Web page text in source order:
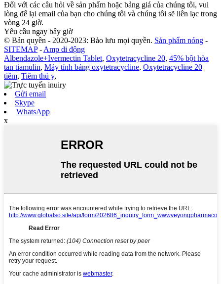
Đối với các câu hỏi về sản phẩm hoặc bảng giá của chúng tôi, vui
lòng để lại email của bạn cho chúng tôi và chúng tôi sẽ liên lạc trong
vòng 24 giờ.
Yêu cầu ngay bây giờ
© Bản quyền - 2020-2023: Bảo lưu mọi quyền. Sản phẩm nóng -
SITEMAP- Amp di động
Albendazole+Ivermectin Tablet, Oxytetracycline 20, 45% bột hòa
tan tiamulin, Máy tính bảng oxytetracycline, Oxytetracycline 20
tiêm, Tiêm thú y,
Gửi email
Skype
WhatsApp
x